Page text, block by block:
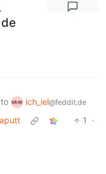
to ich_iel@feddit.de
1
·